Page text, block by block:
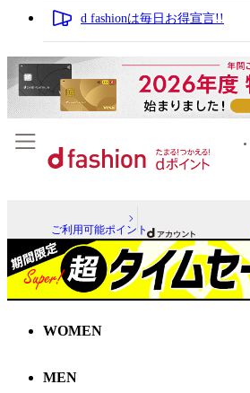
d fashionは毎日お得宣言!!
ご利用可能ポイント
WOMEN
MEN